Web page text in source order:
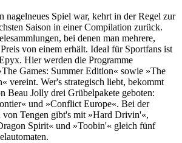
nagelneues Spiel war, kehrt in der Regel zur
Saison in einer Compilation zurück.
bei denen man mehrere,
von einem erhält. Ideal für Sportfans ist
Hier werden die Programme
Games: Summer Edition« sowie »The
vereint. Wer's strategisch liebt, bekommt
Beau Jolly drei Grübelpakete geboten:
und »Conflict Europe«. Bei der
Tengen gibt's mit »Hard Drivin'«,
Spirit« und »Toobin'« gleich fünf